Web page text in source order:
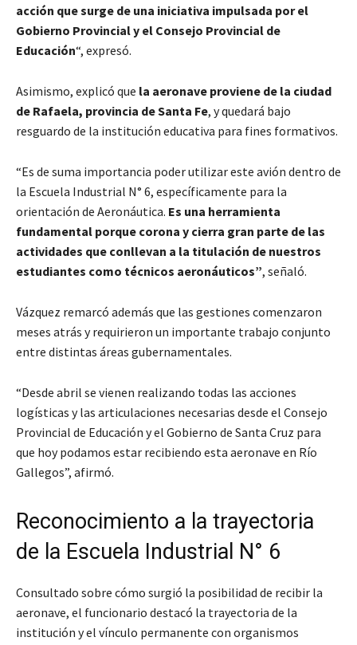
acción que surge de una iniciativa impulsada por el
Gobierno Provincial y el Consejo Provincial de
Educación“, expresó.
Asimismo, explicó que la aeronave proviene de la ciudad
de Rafaela, provincia de Santa Fe, y quedará bajo
resguardo de la institución educativa para fines formativos.
“Es de suma importancia poder utilizar este avión dentro de
la Escuela Industrial N° 6, específicamente para la
orientación de Aeronáutica. Es una herramienta
fundamental porque corona y cierra gran parte de las
actividades que conllevan a la titulación de nuestros
estudiantes como técnicos aeronáuticos”, señaló.
Vázquez remarcó además que las gestiones comenzaron
meses atrás y requirieron un importante trabajo conjunto
entre distintas áreas gubernamentales.
“Desde abril se vienen realizando todas las acciones
logísticas y las articulaciones necesarias desde el Consejo
Provincial de Educación y el Gobierno de Santa Cruz para
que hoy podamos estar recibiendo esta aeronave en Río
Gallegos”, afirmó.
Reconocimiento a la trayectoria
de la Escuela Industrial N° 6
Consultado sobre cómo surgió la posibilidad de recibir la
aeronave, el funcionario destacó la trayectoria de la
institución y el vínculo permanente con organismos